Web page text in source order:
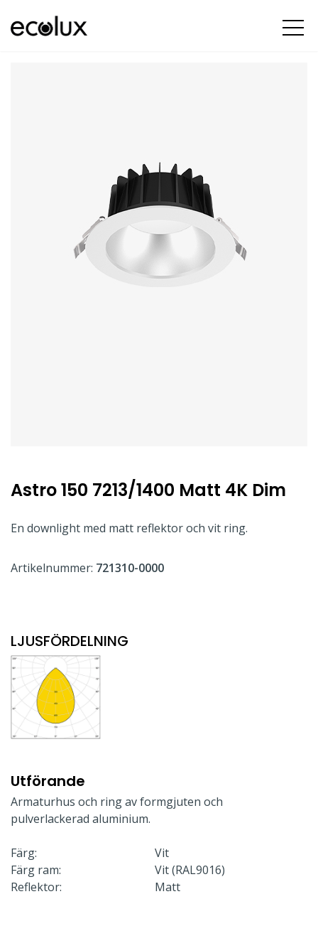
Astro 150 7213/1400 Matt 4K Dim
En downlight med matt reflektor och vit ring.
Artikelnummer: 721310-0000
LJUSFÖRDELNING
Utförande
Armaturhus och ring av formgjuten och
pulverlackerad aluminium.
Färg:
Vit
Färg ram:
Vit (RAL9016)
Reflektor:
Matt